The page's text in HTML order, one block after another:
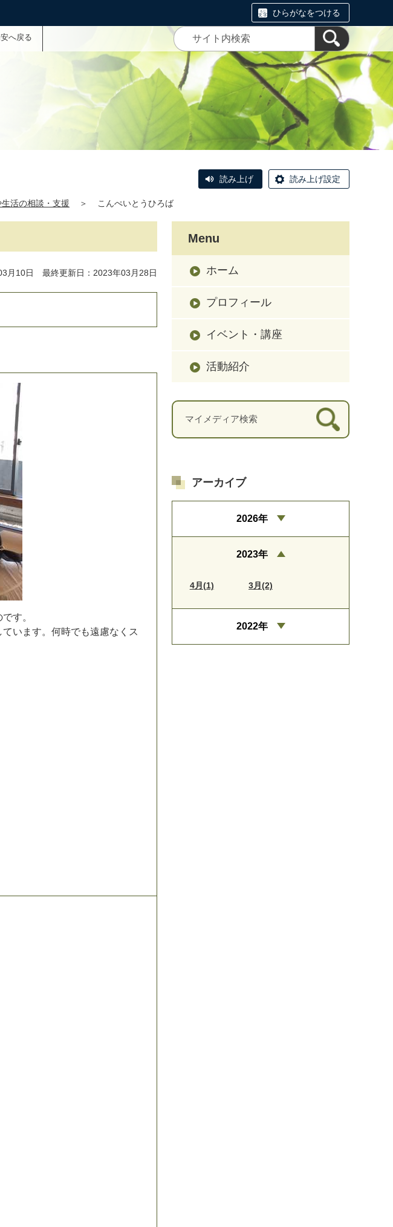
ひらがなをつける
へ戻る
読み上げ 読み上げ設定
活の相談・支援 ＞ こんぺいとうひろば
月10日 最終更新日：2023年03月28日
です。
てい ま す。 何時でも遠慮な く ス
Menu
ホーム
プロフィール
イベント・講座
活動紹介
アーカイブ
2026年
2023年
4月(1) 3月(2)
2022年